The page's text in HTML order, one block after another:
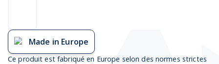
Made in Europe
Ce produit est fabriqué en Europe selon des normes strictes